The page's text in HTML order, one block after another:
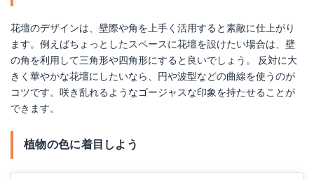
花壇のデザインは、壁際や角を上手く活用すると素敵に仕上がり
ます。例えばちょっとしたスペースに花壇を設けたい場合は、壁
の角を利用して三角形や四角形にすると良いでしょう。 反対に大
きく華やかな花壇にしたいなら、円や波型などの曲線を使うのが
コツです。咲き乱れるようなゴージャスな印象を持たせることが
できます。
植物の色に着目しよう